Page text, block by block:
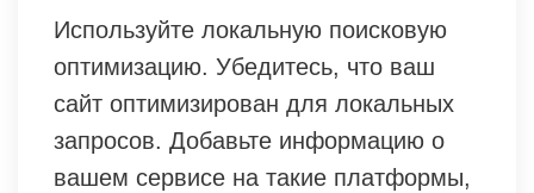
Используйте локальную поисковую
оптимизацию. Убедитесь, что ваш
сайт оптимизирован для локальных
запросов. Добавьте информацию о
вашем сервисе на такие платформы,